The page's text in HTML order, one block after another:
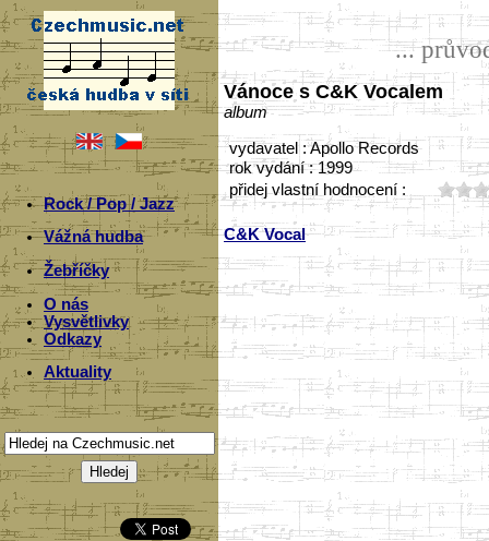
Rock / Pop / Jazz
Vážná hudba
Žebříčky
O nás
Vysvětlivky
Odkazy
Aktuality
...
Vánoce s C&K Vocalem
album
vydavatel : Apollo Records
rok vydání : 1999
přidej vlastní hodnocení :
C&K Vocal